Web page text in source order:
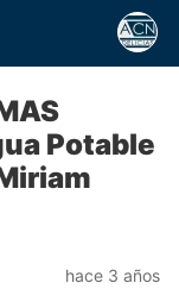
Potable
hace 3 años